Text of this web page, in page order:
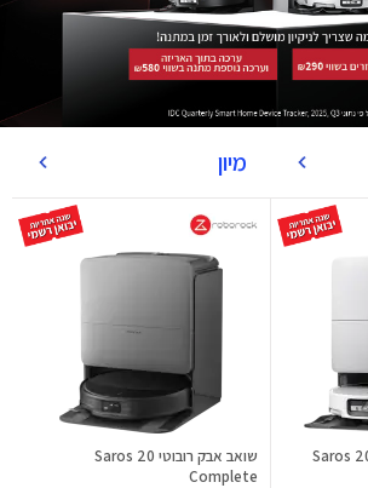
מיון
שואב אבק רובוטי Saros 20
Complete